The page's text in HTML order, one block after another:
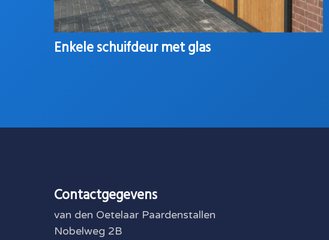
Enkele schuifdeur met glas
Contactgegevens
van den Oetelaar Paardenstallen
Nobelweg 2B